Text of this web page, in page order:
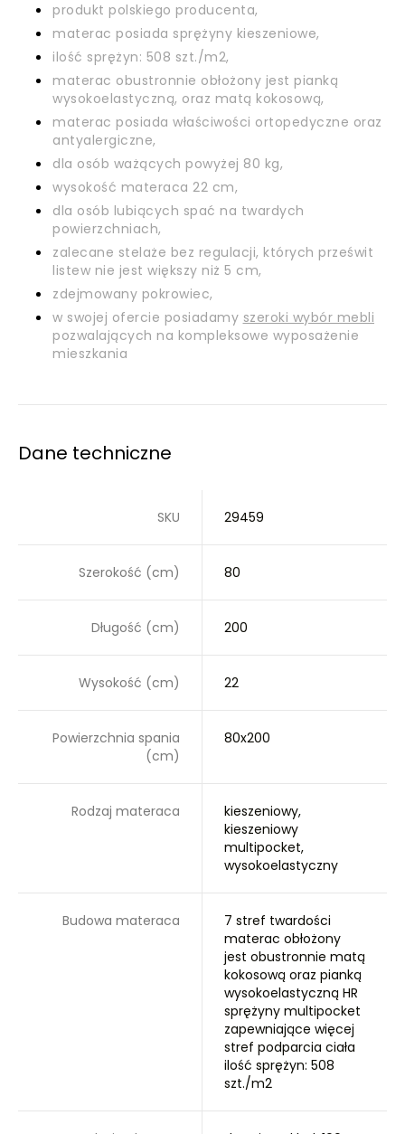
produkt polskiego producenta,
materac posiada sprężyny kieszeniowe,
ilość sprężyn: 508 szt./m2,
materac obustronnie obłożony jest pianką
wysokoelastyczną, oraz matą kokosową,
materac posiada właściwości ortopedyczne oraz
antyalergiczne,
dla osób ważących powyżej 80 kg,
wysokość materaca 22 cm,
dla osób lubiących spać na twardych
powierzchniach,
zalecane stelaże bez regulacji, których prześwit
listew nie jest większy niż 5 cm,
zdejmowany pokrowiec,
w swojej ofercie posiadamy szeroki wybór mebli
pozwalających na kompleksowe wyposażenie
mieszkania
Dane techniczne
SKU 29459
Szerokość (cm) 80
Długość (cm) 200
Wysokość (cm) 22
Powierzchnia spania
(cm)
80x200
Rodzaj materaca
kieszeniowy,
kieszeniowy
multipocket,
wysokoelastyczny
Budowa materaca
7 stref twardości
materac obłożony
jest obustronnie matą
kokosową oraz pianką
wysokoelastyczną HR
sprężyny multipocket
zapewniające więcej
stref podparcia ciała
ilość sprężyn: 508
szt./m2